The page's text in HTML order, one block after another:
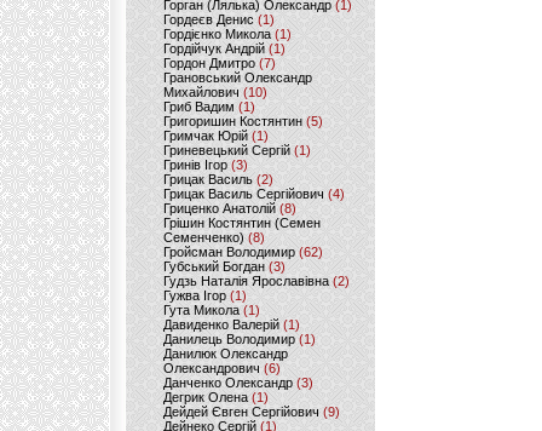
Горган (Лялька) Олександр(1)
Гордеєв Денис (1)
Гордієнко Микола (1)
Гордійчук Андрій (1)
Гордон Дмитро (7)
Грановський Олександр
Михайлович (10)
Гриб Вадим (1)
Григоришин Костянтин (5)
Гримчак Юрій(1)
Гриневецький Сергій(1)
Гринів Ігор (3)
Грицак Василь (2)
Грицак Василь Сергійович (4)
Гриценко Анатолій (8)
Грішин Костянтин (Семен
Семенченко)(8)
Гройсман Володимир(62)
Губський Богдан (3)
Гудзь Наталія Ярославівна(2)
Гужва Ігор (1)
Гута Микола (1)
Давиденко Валерій (1)
Данилець Володимир(1)
Данилюк Олександр
Олександрович (6)
Данченко Олександр (3)
Дегрик Олена(1)
Дейдей Євген Сергійович(9)
Дейнеко Сергій (1)